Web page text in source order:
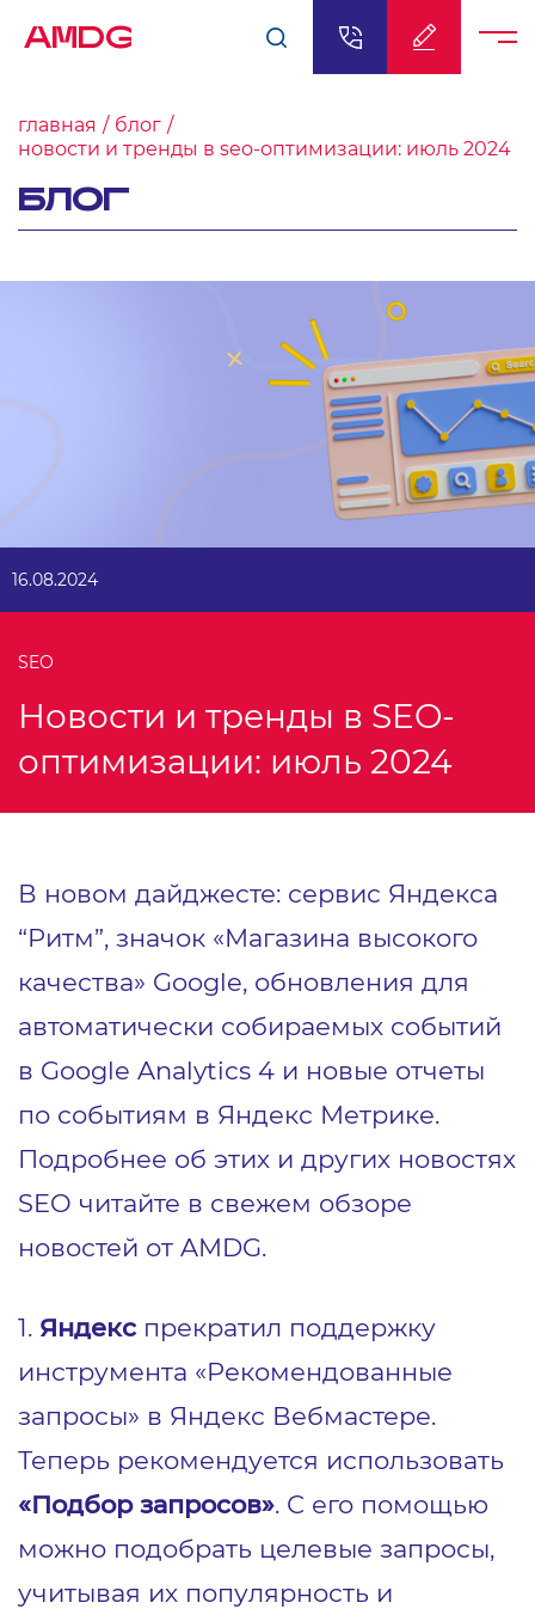
AMDG
главная
блог
новости и тренды в seo-оптимизации: июль 2024
БЛОГ
16.08.2024
SEO
Новости и тренды в SEO-
оптимизации: июль 2024
В новом дайджесте: сервис Яндекса
“Ритм”, значок «Магазина высокого
качества» Google, обновления для
автоматически собираемых событий
в Google Analytics 4 и новые отчеты
по событиям в Яндекс Метрике.
Подробнее об этих и других новостях
SEO читайте в свежем обзоре
новостей от AMDG.
1. Яндекспрекратил поддержку
инструмента «Рекомендованные
запросы» в Яндекс Вебмастере.
Теперь рекомендуется использовать
«Подбор запросов». С его помощью
можно подобрать целевые запросы,
учитывая их популярность и